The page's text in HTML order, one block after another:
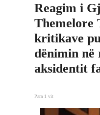
Reagim i
Themelore
kritikave
dënimin në
aksidentit
Para 1 vit